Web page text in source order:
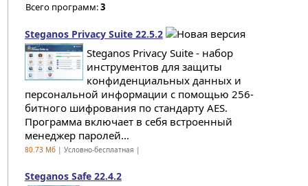
Всего программ:3
Steganos Privacy Suite 22.5.2
Steganos Privacy Suite - набор
инструментов для защиты
конфиденциальных данных и
персональной информации с помощью 256-
битного шифрования по стандарту AES.
Программа включает в себя встроенный
менеджер паролей...
80.73 Мб| Условно-бесплатная |
Steganos Safe 22.4.2